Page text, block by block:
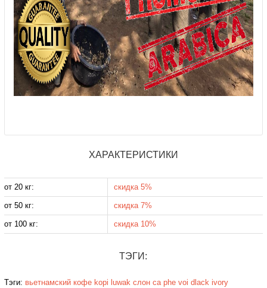
ХАРАКТЕРИСТИКИ
от 20 кг: скидка 5%
от 50 кг: скидка 7%
от 100 кг: скидка 10%
ТЭГИ:
Тэги: вьетнамский кофе kopi luwak слон ca phe voi dlack ivory